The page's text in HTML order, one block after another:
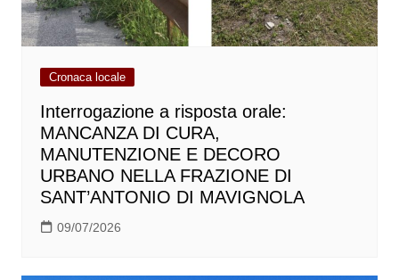
Cronaca locale
Interrogazione a risposta orale:
MANCANZA DI CURA,
MANUTENZIONE E DECORO
URBANO NELLA FRAZIONE DI
SANT’ANTONIO DI MAVIGNOLA
09/07/2026